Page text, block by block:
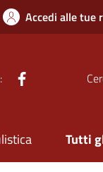
Accedi alle tue
Tutti